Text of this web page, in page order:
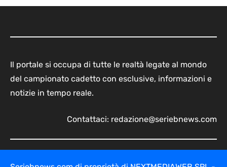
Il portale si occupa di tutte le realtà legate al mondo
del campionato cadetto con esclusive, informazioni e
notizie in tempo reale.
Contattaci: redazione@seriebnews.com